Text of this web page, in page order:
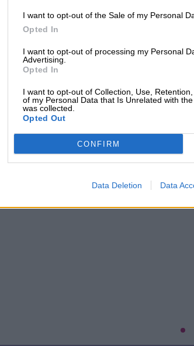
I want to opt-out of the Sale of my Personal
Opted In
I want to opt-out of processing my Personal
Advertising.
Opted In
I want to opt-out of Collection, Use,
of my Personal Data that Is Unrelated with
was collected.
Opted Out
CONFIRM
Data Deletion Data